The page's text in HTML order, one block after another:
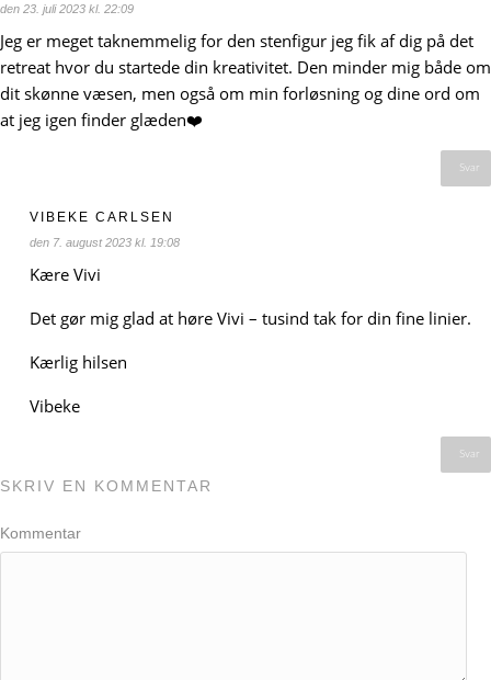
den 23. juli 2023 kl. 22:09
Jeg er meget taknemmelig for den stenfigur jeg fik af dig på det
retreat hvor du startede din kreativitet. Den minder mig både om
dit skønne væsen, men også om min forløsning og dine ord om
at jeg igen finder glæden❤️
Svar
VIBEKE CARLSEN
den 7. august 2023 kl. 19:08
Kære Vivi
Det gør mig glad at høre Vivi – tusind tak for din fine linier.
Kærlig hilsen
Vibeke
Svar
SKRIV EN KOMMENTAR
Kommentar